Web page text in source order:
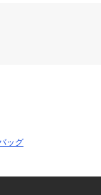
ッグ